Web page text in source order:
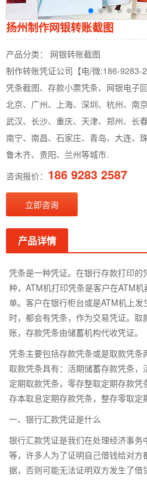
扬州制作网银转账截图
产品分类： 网银转账截图
制作转账凭证公司【电/微:186-9283-
凭条截图、存款小票凭条、网银电子
北京、广州、上海、深圳、杭州、南
武汉、长沙、重庆、天津、郑州、长
南宁、南昌、石家庄、青岛、大连、
鲁木齐、贵阳、兰州等城市.
咨询报价： 186 9283 2587
立即咨询
产品详情
凭条是一种凭证。在银行存款打印
种，ATM机打印凭条是客户在ATM
单。客户在银行柜台或是ATM机上
时，都会有凭条，作为交易凭证。
账，存款凭条由储蓄机构代收凭证。
凭条主要包括存款凭条或是取款凭
取款凭条具有：活期储蓄存款凭条，
定期取款凭条，零存整取定期存款凭
存本取息定期存款凭条，整存零取定
一、银行汇款凭证是什么
银行汇款凭证是我们在处理经济事
等，许多人为了证明自己借钱给对方
据，否则可能无法证明双方发生了借